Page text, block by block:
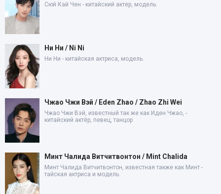
Сюй Кай Чен - китайский актер, модель.
Ни Ни / Ni Ni
Ни Ни - китайская актриса, модель.
Чжао Чжи Вэй / Eden Zhao / Zhao Zhi Wei
Чжао Чжи Вэй, известный так же как Иден Чжао, -
китайский актёр, певец, танцор
Минт Чалида Витчитвонтон / Mint Chalida
Минт Чалида Витчитвонтон, известная также как Минт -
тайская актриса и модель.